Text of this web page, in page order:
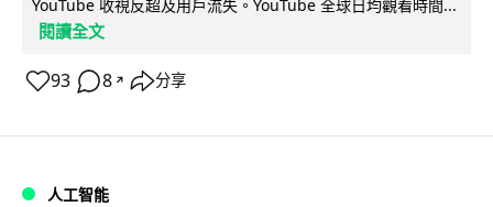
YouTube 收視反超及用戶流失。YouTube 全球日均觀看時間...
閱讀全文
93 8 ↗ 分享
人工智能